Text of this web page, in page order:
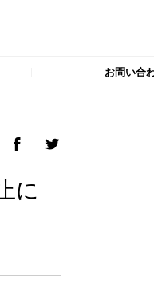
お問い合
に